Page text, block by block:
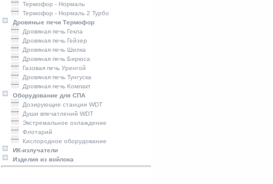
Термофор - Нормаль
Термофор - Нормаль 2 Турбо
Дровяные печи Термофор
Дровяная печь Гекла
Дровяная печь Гейзер
Дровяная печь Шилка
Дровяная печь Бирюса
Газовая печь Уренгой
Дровяная печь Тунгуска
Дровяная печь Компакт
Оборудование для СПА
Дозирующие станции WDT
Души впечатлений WDT
Экстремальное охлаждение
Флотарий
Кислородное оборудование
ИК-излучатели
Изделия из войлока